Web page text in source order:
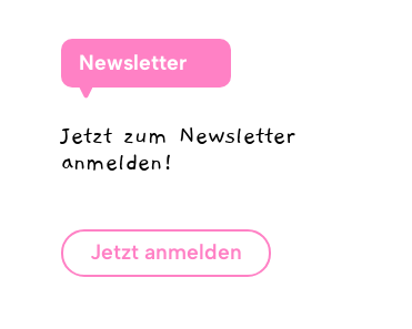
Newsletter
Jetzt zum Newsletter
anmelden!
Jetzt anmelden